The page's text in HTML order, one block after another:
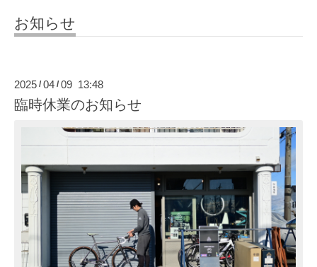
お知らせ
2025 / 04 / 09 13:48
臨時休業のお知らせ